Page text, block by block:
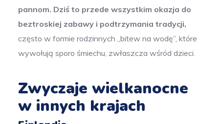
pannom. Dziś to przede wszystkim okazja do
beztroskiej zabawy i podtrzymania tradycji,
często w formie rodzinnych „bitew na wodę”, które
wywołują sporo śmiechu, zwłaszcza wśród dzieci.
Zwyczaje wielkanocne
w innych krajach